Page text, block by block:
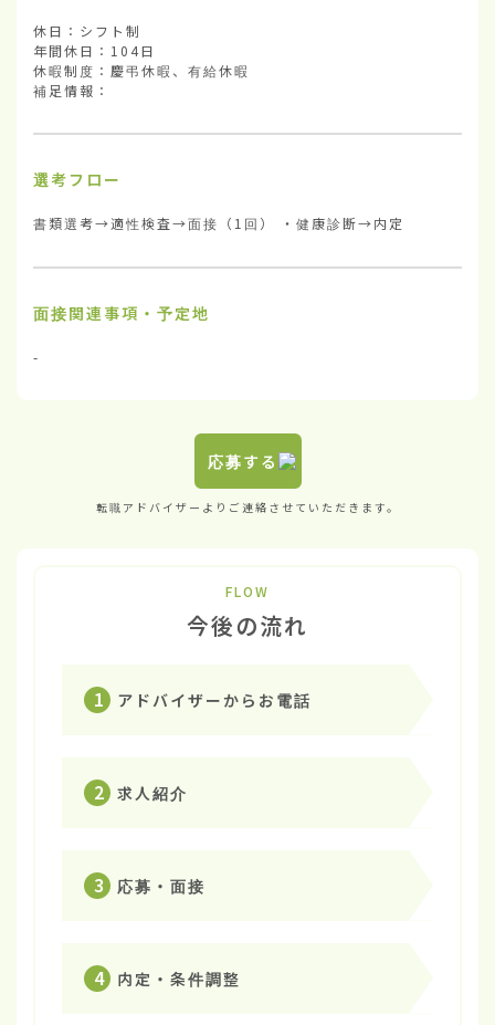
休日：シフト制
年間休日：104日
休暇制度：慶弔休暇、有給休暇
補足情報：
選考フロー
書類選考→適性検査→面接（1回） ・健康診断→内定
面接関連事項・予定地
-
応募する
転職アドバイザーよりご連絡させていただきます。
FLOW
今後の流れ
1 アドバイザーからお電話
2 求人紹介
3 応募・面接
4 内定・条件調整